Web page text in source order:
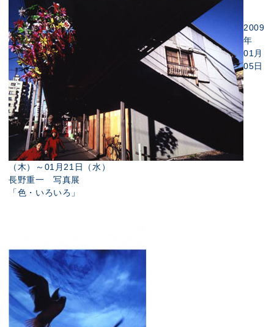
2009
年
01月
05日
（木）～01月21日（水）
長野重一 写真展
「色・いろいろ」